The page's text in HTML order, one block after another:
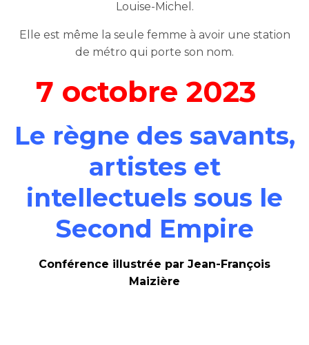
Louise-Michel.
Elle est même la seule femme à avoir une station
de métro qui porte son nom.
7 octobre 2023
Le règne des savants,
artistes et
intellectuels sous le
Second Empire
Conférence illustrée par Jean-François
Maizière